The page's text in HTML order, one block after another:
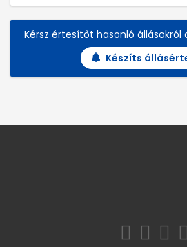
Kérsz értesítőt hasonló állásokról
Készíts